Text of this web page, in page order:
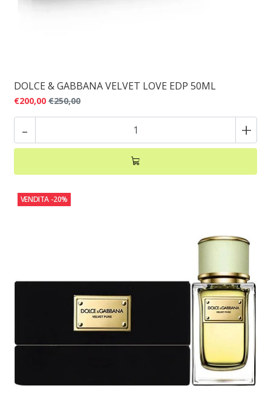
DOLCE & GABBANA VELVET LOVE EDP 50ML
€200,00 €250,00
- +
VENDITA -20%